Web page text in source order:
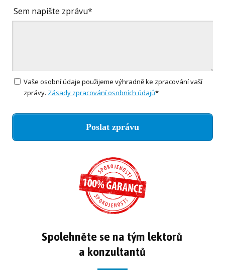
Sem napište zprávu*
Vaše osobní údaje použijeme výhradně ke zpracování vaší
zprávy. Zásady zpracování osobních údajů*
Poslat zprávu
Spolehněte se na tým lektorů
a konzultantů